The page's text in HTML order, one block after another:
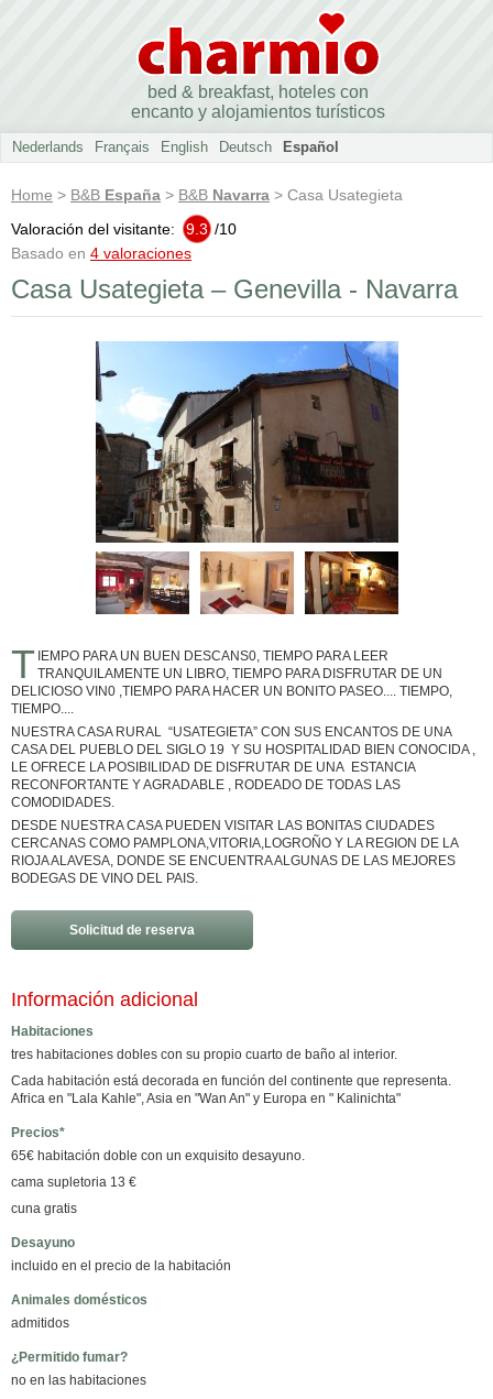
bed & breakfast, hoteles con
encanto y alojamientos turísticos
Nederlands Français English Deutsch Español
Home > B&B España > B&B Navarra > Casa Usategieta
Valoración del visitante:
9.3 /10
Basado en 4 valoraciones
Casa Usategieta – Genevilla - Navarra
T IEMPO PARA UN BUEN DESCANS0, TIEMPO PARA LEER
TRANQUILAMENTE UN LIBRO, TIEMPO PARA DISFRUTAR DE UN
DELICIOSO VIN0 ,TIEMPO PARA HACER UN BONITO PASEO.... TIEMPO,
TIEMPO....
NUESTRA CASA RURAL “USATEGIETA” CON SUS ENCANTOS DE UNA
CASA DEL PUEBLO DEL SIGLO 19 Y SU HOSPITALIDAD BIEN CONOCIDA ,
LE OFRECE LA POSIBILIDAD DE DISFRUTAR DE UNA ESTANCIA
RECONFORTANTE Y AGRADABLE , RODEADO DE TODAS LAS
COMODIDADES.
DESDE NUESTRA CASA PUEDEN VISITAR LAS BONITAS CIUDADES
CERCANAS COMO PAMPLONA,VITORIA,LOGROÑO Y LA REGION DE LA
RIOJA ALAVESA, DONDE SE ENCUENTRA ALGUNAS DE LAS MEJORES
BODEGAS DE VINO DEL PAIS.
Solicitud de reserva
Información adicional
Habitaciones
tres habitaciones dobles con su propio cuarto de baño al interior.
Cada habitación está decorada en función del continente que representa.
Africa en "Lala Kahle", Asia en "Wan An" y Europa en " Kalinichta"
Precios*
65€ habitación doble con un exquisito desayuno.
cama supletoria 13 €
cuna gratis
Desayuno
incluido en el precio de la habitación
Animales domésticos
admitidos
¿Permitido fumar?
no en las habitaciones